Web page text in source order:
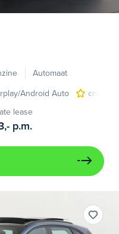
Automaat
Android Auto
cruise
lease
p.m.